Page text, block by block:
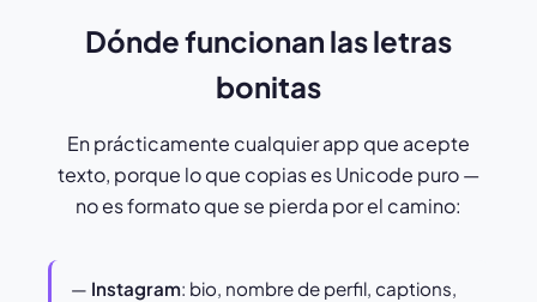
Dónde funcionan las letras
bonitas
En prácticamente cualquier app que acepte
texto, porque lo que copias es Unicode puro —
no es formato que se pierda por el camino:
— Instagram: bio, nombre de perfil, captions,